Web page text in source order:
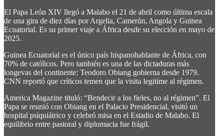
El Papa León XIV llegó a Malabo el 21 de abril como última escala
de una gira de diez días por Argelia, Camerún, Angola y Guinea
Ecuatorial. Es su primer viaje a África desde su elección en mayo de
2025.
Guinea Ecuatorial es el único país hispanohablante de África, con
70% de católicos. Pero también es una de las dictaduras más
longevas del continente: Teodoro Obiang gobierna desde 1979.
CNN reportó que críticos temen que la visita legitime al régimen.
America Magazine tituló: “Bendecir a los fieles, no al régimen”. El
Papa se reunió con Obiang en el Palacio Presidencial, visitó un
hospital psiquiátrico y celebró misa en el Estadio de Malabo. El
equilibrio entre pastoral y diplomacia fue frágil.